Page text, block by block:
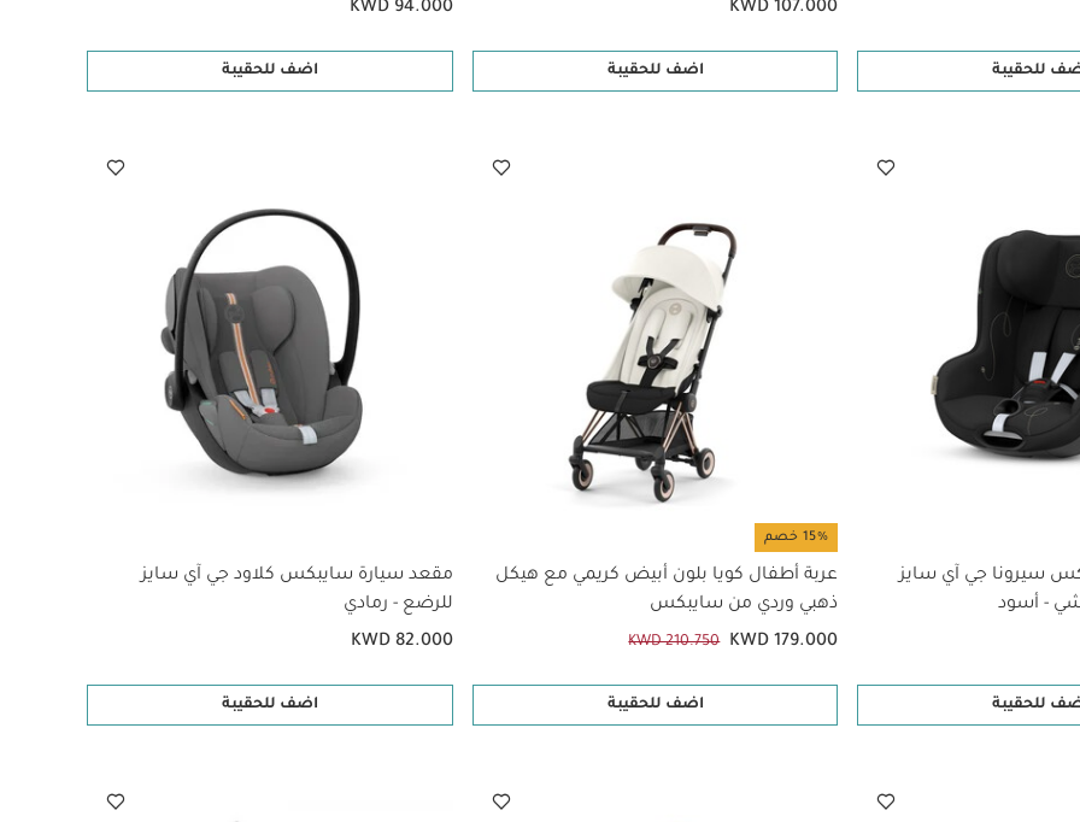
للحقيبة
KWD 107.000
اضف للحقيبة
KWD 94.000
اضف للحقيبة
سيرونا جي آي سايز
- أسود
للحقيبة
15% خصم
عربة أطفال كويا بلون أبيض كريمي مع هيكل
ذهبي وردي من سايبكس
KWD 179.000
KWD 210.750
اضف للحقيبة
مقعد سيارة سايبكس كلاود جي آي سايز
للرضع - رمادي
KWD 82.000
اضف للحقيبة